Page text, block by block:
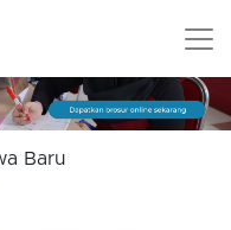
Baru